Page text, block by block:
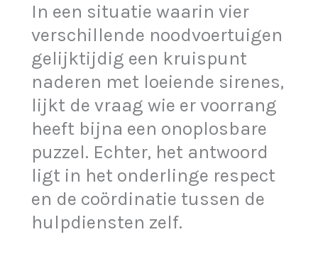
In een situatie waarin vier
verschillende noodvoertuigen
gelijktijdig een kruispunt
naderen met loeiende sirenes,
lijkt de vraag wie er voorrang
heeft bijna een onoplosbare
puzzel. Echter, het antwoord
ligt in het onderlinge respect
en de coördinatie tussen de
hulpdiensten zelf.